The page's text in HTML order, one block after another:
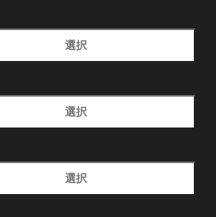
選択
選択
選択